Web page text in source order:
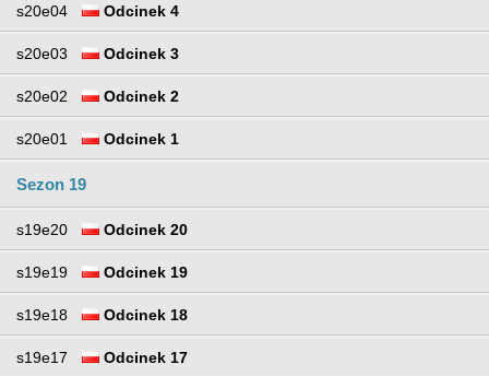
s20e04 Odcinek 4
s20e03 Odcinek 3
s20e02 Odcinek 2
s20e01 Odcinek 1
Sezon 19
s19e20 Odcinek 20
s19e19 Odcinek 19
s19e18 Odcinek 18
s19e17 Odcinek 17